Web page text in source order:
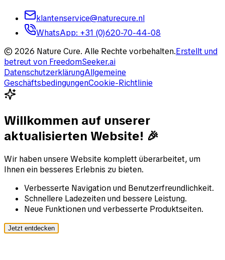
klantenservice@naturecure.nl
WhatsApp: +31 (0)620-70-44-08
© 2026 Nature Cure. Alle Rechte vorbehalten.Erstellt und
betreut von FreedomSeeker.ai
DatenschutzerklärungAllgemeine
GeschäftsbedingungenCookie-Richtlinie
Willkommen auf unserer
aktualisierten Website! 🎉
Wir haben unsere Website komplett überarbeitet, um
Ihnen ein besseres Erlebnis zu bieten.
Verbesserte Navigation und Benutzerfreundlichkeit.
Schnellere Ladezeiten und bessere Leistung.
Neue Funktionen und verbesserte Produktseiten.
Jetzt entdecken